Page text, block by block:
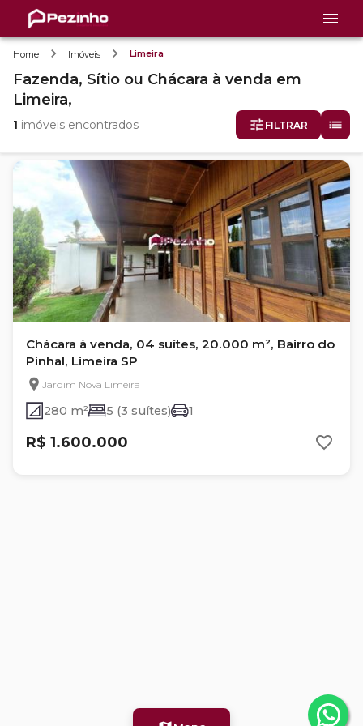
Home Imóveis Limeira
Fazenda, Sítio ou Chácara à venda em
Limeira,
1 imóveis encontrados FILTRAR
Chácara à venda, 04 suítes, 20.000 m², Bairro do
Pinhal, Limeira SP
Jardim Nova Limeira
280 m² 5 (3 suítes) 1
R$ 1.600.000